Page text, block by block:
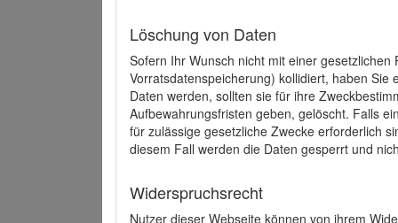
Löschung von Daten
Sofern Ihr Wunsch nicht mit einer
Vorratsdatenspeicherung) kollidiert, haben
Daten werden, sollten sie für ihre
Aufbewahrungsfristen geben, gelöscht. Falls
für zulässige gesetzliche Zwecke erforderlich
diesem Fall werden die Daten gesperrt und
Widerspruchsrecht
Nutzer dieser Webseite können von ihrem